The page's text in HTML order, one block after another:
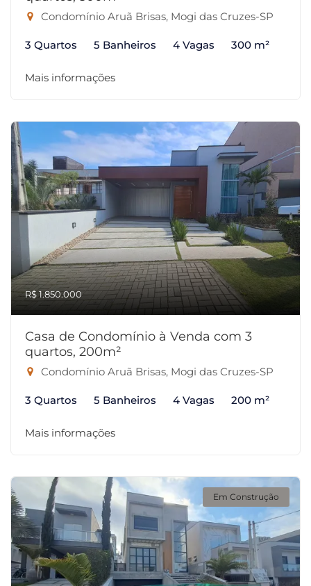
Condomínio Aruã Brisas, Mogi das Cruzes-SP
3 Quartos 5 Banheiros 4 Vagas 300 m²
Mais informações
R$ 1.850.000
Casa de Condomínio à Venda com 3
quartos, 200m²
Condomínio Aruã Brisas, Mogi das Cruzes-SP
3 Quartos 5 Banheiros 4 Vagas 200 m²
Mais informações
Em Construção